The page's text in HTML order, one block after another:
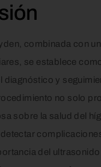
combinada con un
se establece
diagnóstico y
no solo
sobre la salud del
del